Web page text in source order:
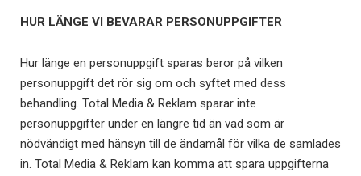
HUR LÄNGE VI BEVARAR PERSONUPPGIFTER
Hur länge en personuppgift sparas beror på vilken
personuppgift det rör sig om och syftet med dess
behandling. Total Media & Reklam sparar inte
personuppgifter under en längre tid än vad som är
nödvändigt med hänsyn till de ändamål för vilka de samlades
in. Total Media & Reklam kan komma att spara uppgifterna